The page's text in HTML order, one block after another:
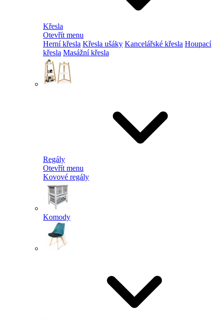
Křesla
Otevřít menu
Herní křesla Křesla ušáky Kancelářské křesla Houpací
křesla Masážní křesla
Regály
Otevřít menu
Kovové regály
Komody